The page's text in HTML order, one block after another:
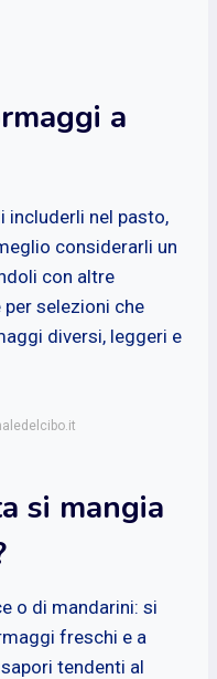
a
includerli nel pasto,
considerarli un
con altre
per selezioni che
diversi, leggeri e
si mangia
o di mandarini: si
freschi e a
tendenti al